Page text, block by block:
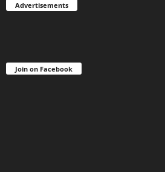
Advertisements
Join on Facebook